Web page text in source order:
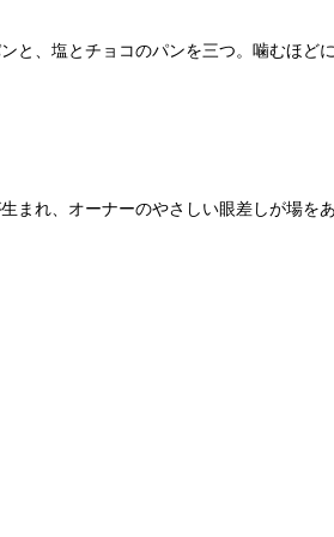
と、塩とチョコのパンを三つ。噛むほど
まれ、オーナーのやさしい眼差しが場を